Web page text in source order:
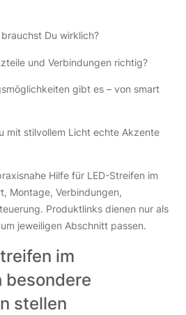
Du wirklich?
und Verbindungen richtig?
gibt es – von smart
mit stilvollem Licht echte Akzente
Hilfe für LED-Streifen im
Montage, Verbindungen,
Produktlinks dienen nur als
jeweiligen Abschnitt passen.
im
besondere
stellen